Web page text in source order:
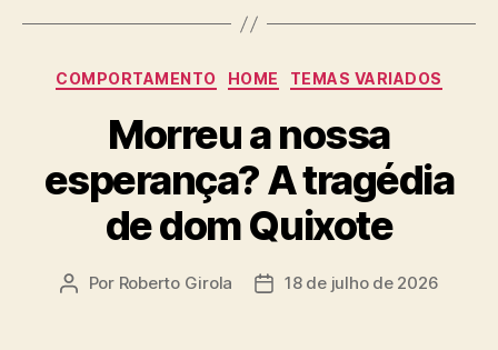
Categorias
COMPORTAMENTO HOME TEMAS VARIADOS
Morreu a nossa
esperança? A tragédia
de dom Quixote
Autor
Por Roberto Girola
Data18 de julho de 2026